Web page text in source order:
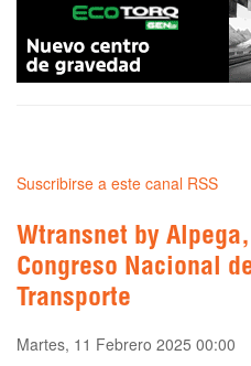
Suscribirse a este canal RSS
Wtransnet by
Congreso Nacional
Transporte
Martes, 11 Febrero 2025 00:00